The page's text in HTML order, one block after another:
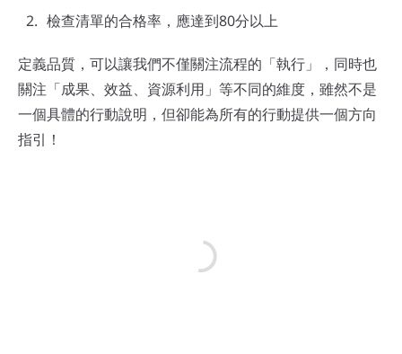
檢查清單的合格率，應達到80分以上
定義品質，可以讓我們不僅關注流程的「執行」，同時也
關注「成果、效益、資源利用」等不同的維度，雖然不是
一個具體的行動說明，但卻能為所有的行動提供一個方向
指引！